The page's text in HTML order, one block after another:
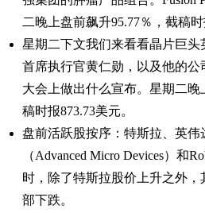
二晚上盘前飙升95.77％，截稿时
星期二下文我们来看看晶片巨
首席执行官黄仁勋，以及他的
大会上做出什么宣布。星期二晚
稿时报873.73美元。
盘前活跃股按序：特斯拉、英伟
（Advanced Micro Devices）和
时，除了特斯拉股价上升之外
部下跌。